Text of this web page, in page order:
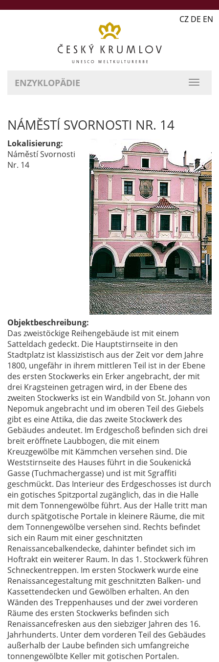
CZ DE EN
ENZYKLOPÄDIE
NÁMĚSTÍ SVORNOSTI NR. 14
Lokalisierung:
Náměstí Svornosti
Nr. 14
Objektbeschreibung:
Das zweistöckige Reihengebäude ist mit einem
Satteldach gedeckt. Die Hauptstirnseite in den
Stadtplatz ist klassizistisch aus der Zeit vor dem Jahre
1800, ungefähr in ihrem mittleren Teil ist in der Ebene
des ersten Stockwerks ein Erker angebracht, der mit
drei Kragsteinen getragen wird, in der Ebene des
zweiten Stockwerks ist ein Wandbild von St. Johann von
Nepomuk angebracht und im oberen Teil des Giebels
gibt es eine Attika, die das zweite Stockwerk des
Gebäudes andeutet. Im Erdgeschoß befinden sich drei
breit eröffnete Laubbogen, die mit einem
Kreuzgewölbe mit Kämmchen versehen sind. Die
Weststirnseite des Hauses führt in die Soukenická
Gasse (Tuchmachergasse) und ist mit Sgraffiti
geschmückt. Das Interieur des Erdgeschosses ist durch
ein gotisches Spitzportal zugänglich, das in die Halle
mit dem Tonnengewölbe führt. Aus der Halle tritt man
durch spätgotische Portale in kleinere Räume, die mit
dem Tonnengewölbe versehen sind. Rechts befindet
sich ein Raum mit einer geschnitzten
Renaissancebalkendecke, dahinter befindet sich im
Hoftrakt ein weiterer Raum. In das 1. Stockwerk führen
Schneckentreppen. Im ersten Stockwerk wurde eine
Renaissancegestaltung mit geschnitzten Balken- und
Kassettendecken und Gewölben erhalten. An den
Wänden des Treppenhauses und der zwei vorderen
Räume des ersten Stockwerks befinden sich
Renaissancefresken aus den siebziger Jahren des 16.
Jahrhunderts. Unter dem vorderen Teil des Gebäudes
außerhalb der Laube befinden sich umfangreiche
tonnengewölbte Keller mit gotischen Portalen.